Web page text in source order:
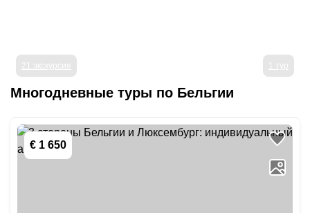
1 тур
21 экскурсия
Многодневные туры по Бельгии
€ 1 650